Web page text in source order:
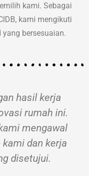
kami. Sebagai
kami mengikuti
yang bersesuaian.
hasil kerja
rumah ini.
mengawal
dan kerja
disetujui.